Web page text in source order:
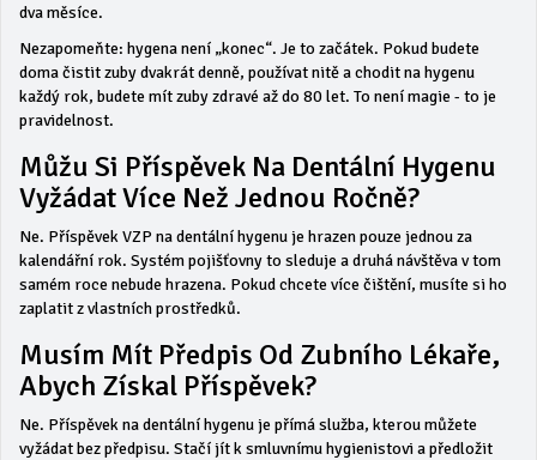
dva měsíce.
Nezapomeňte: hygena není „konec“. Je to začátek. Pokud budete
doma čistit zuby dvakrát denně, používat nitě a chodit na hygenu
každý rok, budete mít zuby zdravé až do 80 let. To není magie - to je
pravidelnost.
Můžu Si Příspěvek Na Dentální Hygenu
Vyžádat Více Než Jednou Ročně?
Ne. Příspěvek VZP na dentální hygenu je hrazen pouze jednou za
kalendářní rok. Systém pojišťovny to sleduje a druhá návštěva v tom
samém roce nebude hrazena. Pokud chcete více čištění, musíte si ho
zaplatit z vlastních prostředků.
Musím Mít Předpis Od Zubního Lékaře,
Abych Získal Příspěvek?
Ne. Příspěvek na dentální hygenu je přímá služba, kterou můžete
vyžádat bez předpisu. Stačí jít k smluvnímu hygienistovi a předložit